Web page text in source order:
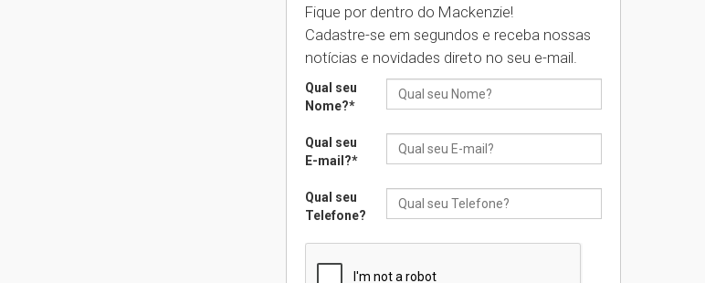
brasileira
05.08.2026
Universidade Mackenzie
realizará nova edição da
05.08.2026
Seminário discute desafios
das novas tecnologias em
04.08.2026
Fique por dentro do Mackenzie!
Cadastre-se em segundos e receba nossas
notícias e novidades direto no seu e-mail.
Qual seu
Nome?*
Qual seu
E-mail?*
Qual seu
Telefone?